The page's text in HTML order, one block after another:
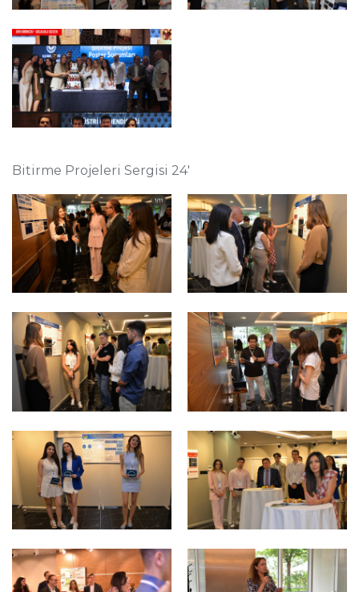
Bitirme Projeleri Sergisi 24'